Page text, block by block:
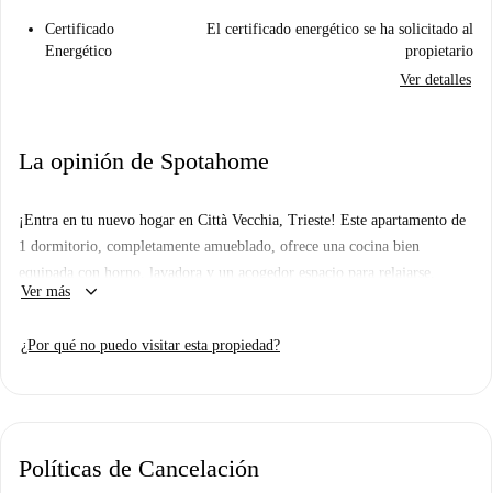
Certificado
Energético
El certificado energético se ha solicitado al
propietario
Ver detalles
La opinión de Spotahome
¡Entra en tu nuevo hogar en Città Vecchia, Trieste! Este apartamento de
1 dormitorio, completamente amueblado, ofrece una cocina bien
equipada con horno, lavadora y un acogedor espacio para relajarse.
Disfruta de la comodidad de los aires acondicionados individuales. El
propietario de Spotahome, puedes confiar en la integridad de este
variedad de atracciones en las cercanías. Entre los principales lugares de
Ver más keyboard_arrow_down
¿Por qué no puedo visitar esta propiedad?
Políticas de Cancelación